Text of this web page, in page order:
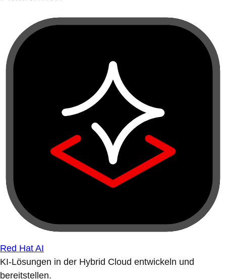
Red Hat AI
KI-Lösungen in der Hybrid Cloud entwickeln und
bereitstellen.